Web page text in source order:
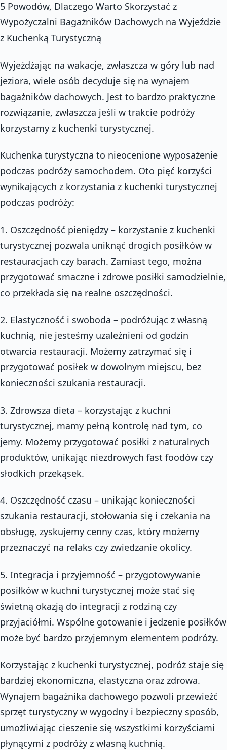
5 Powodów, Dlaczego Warto Skorzystać z
Wypożyczalni Bagażników Dachowych na Wyjeździe
z Kuchenką Turystyczną
Wyjeżdżając na wakacje, zwłaszcza w góry lub nad
jeziora, wiele osób decyduje się na wynajem
bagażników dachowych. Jest to bardzo praktyczne
rozwiązanie, zwłaszcza jeśli w trakcie podróży
korzystamy z kuchenki turystycznej.
Kuchenka turystyczna to nieocenione wyposażenie
podczas podróży samochodem. Oto pięć korzyści
wynikających z korzystania z kuchenki turystycznej
podczas podróży:
1. Oszczędność pieniędzy – korzystanie z kuchenki
turystycznej pozwala uniknąć drogich posiłków w
restauracjach czy barach. Zamiast tego, można
przygotować smaczne i zdrowe posiłki samodzielnie,
co przekłada się na realne oszczędności.
2. Elastyczność i swoboda – podróżując z własną
kuchnią, nie jesteśmy uzależnieni od godzin
otwarcia restauracji. Możemy zatrzymać się i
przygotować posiłek w dowolnym miejscu, bez
konieczności szukania restauracji.
3. Zdrowsza dieta – korzystając z kuchni
turystycznej, mamy pełną kontrolę nad tym, co
jemy. Możemy przygotować posiłki z naturalnych
produktów, unikając niezdrowych fast foodów czy
słodkich przekąsek.
4. Oszczędność czasu – unikając konieczności
szukania restauracji, stołowania się i czekania na
obsługę, zyskujemy cenny czas, który możemy
przeznaczyć na relaks czy zwiedzanie okolicy.
5. Integracja i przyjemność – przygotowywanie
posiłków w kuchni turystycznej może stać się
świetną okazją do integracji z rodziną czy
przyjaciółmi. Wspólne gotowanie i jedzenie posiłków
może być bardzo przyjemnym elementem podróży.
Korzystając z kuchenki turystycznej, podróż staje się
bardziej ekonomiczna, elastyczna oraz zdrowa.
Wynajem bagażnika dachowego pozwoli przewieźć
sprzęt turystyczny w wygodny i bezpieczny sposób,
umożliwiając cieszenie się wszystkimi korzyściami
płynącymi z podróży z własną kuchnią.